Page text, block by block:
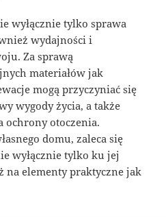
wyłącznie tylko sprawa
wydajności i
Za sprawą
materiałów jak
mogą przyczyniać się
wygody życia, a także
ochrony otoczenia.
domu, zaleca się
wyłącznie tylko ku jej
na elementy praktyczne jak